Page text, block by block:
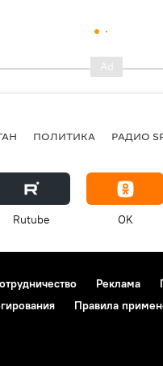
ПОЛИТИКА РАДИО
Rutube OK
Реклама
Правила